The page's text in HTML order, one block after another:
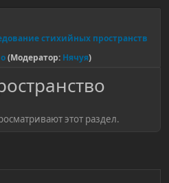
стихийных пространств
(Модератор: Нячуя)
этот раздел.